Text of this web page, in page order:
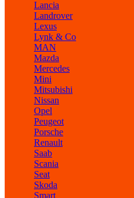
Lancia
Landrover
Lexus
Lynk & Co
MAN
Mazda
Mercedes
Mini
Mitsubishi
Nissan
Opel
Peugeot
Porsche
Renault
Saab
Scania
Seat
Skoda
Smart